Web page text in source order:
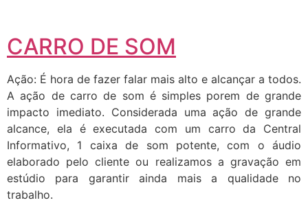
CARRO DE SOM
Ação: É hora de fazer falar mais alto e alcançar a todos.
A ação de carro de som é simples porem de grande
impacto imediato. Considerada uma ação de grande
alcance, ela é executada com um carro da Central
Informativo, 1 caixa de som potente, com o áudio
elaborado pelo cliente ou realizamos a gravação em
estúdio para garantir ainda mais a qualidade no
trabalho.